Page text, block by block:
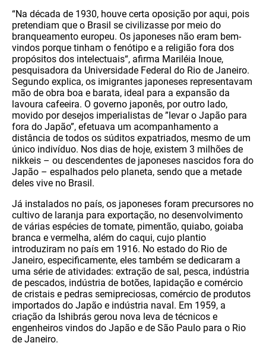
“Na década de 1930, houve certa oposição por aqui, pois
pretendiam que o Brasil se civilizasse por meio do
branqueamento europeu. Os japoneses não eram bem-
vindos porque tinham o fenótipo e a religião fora dos
propósitos dos intelectuais“, afirma Mariléia Inoue,
pesquisadora da Universidade Federal do Rio de Janeiro.
Segundo explica, os imigrantes japoneses representavam
mão de obra boa e barata, ideal para a expansão da
lavoura cafeeira. O governo japonês, por outro lado,
movido por desejos imperialistas de ”levar o Japão para
fora do Japão”, efetuava um acompanhamento a
distância de todos os súditos expatriados, mesmo de um
único indivíduo. Nos dias de hoje, existem 3 milhões de
nikkeis – ou descendentes de japoneses nascidos fora do
Japão – espalhados pelo planeta, sendo que a metade
deles vive no Brasil.
Já instalados no país, os japoneses foram precursores no
cultivo de laranja para exportação, no desenvolvimento
de várias espécies de tomate, pimentão, quiabo, goiaba
branca e vermelha, além do caqui, cujo plantio
introduziram no país em 1916. No estado do Rio de
Janeiro, especificamente, eles também se dedicaram a
uma série de atividades: extração de sal, pesca, indústria
de pescados, indústria de botões, lapidação e comércio
de cristais e pedras semipreciosas, comércio de produtos
importados do Japão e indústria naval. Em 1959, a
criação da Ishibrás gerou nova leva de técnicos e
engenheiros vindos do Japão e de São Paulo para o Rio
de Janeiro.